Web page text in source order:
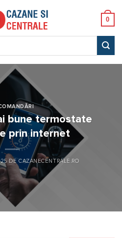
0
bune termostate
prin internet
DE CAZANECENTRALE.RO